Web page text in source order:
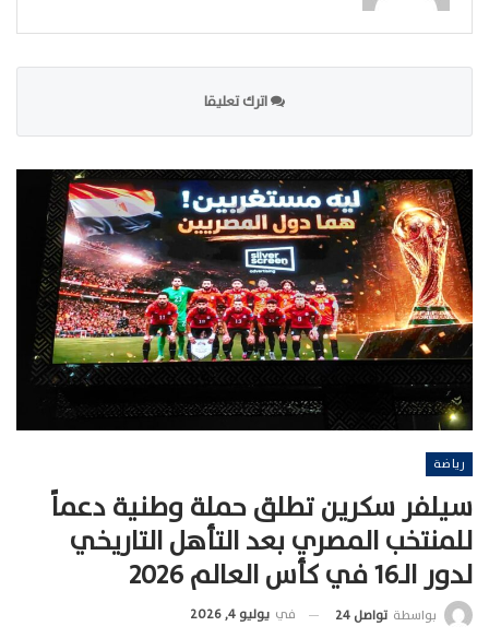
اترك تعليقا
رياضة
سيلفر سكرين تطلق حملة وطنية دعماً
للمنتخب المصري بعد التأهل التاريخي
لدور الـ16 في كأس العالم 2026
بواسطة تواصل 24 في يوليو 4, 2026